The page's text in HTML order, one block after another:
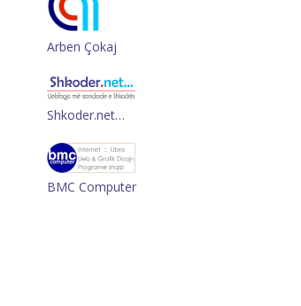
Arben Çokaj
Shkoder.net…
BMC Computer